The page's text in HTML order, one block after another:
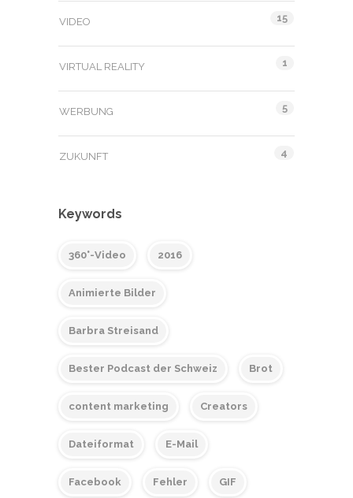
VIDEO 15
VIRTUAL REALITY 1
WERBUNG 5
ZUKUNFT 4
Keywords
360°-Video 2016
Animierte Bilder
Barbra Streisand
Bester Podcast der Schweiz Brot
content marketing Creators
Dateiformat E-Mail
Facebook Fehler GIF